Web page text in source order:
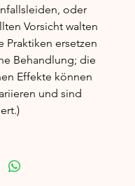
oder
Vorsicht walten
Praktiken ersetzen
Behandlung; die
Effekte können
und sind